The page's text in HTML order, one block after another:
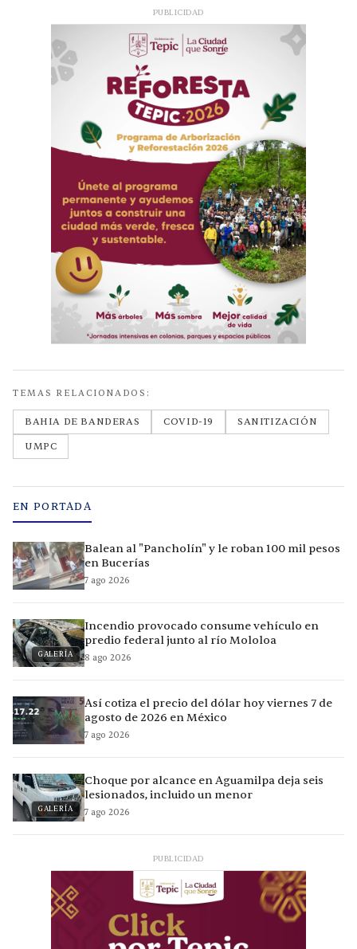
PUBLICIDAD
TEMAS RELACIONADOS:
BAHIA DE BANDERAS COVID-19
SANITIZACIÓN
UMPC
EN PORTADA
Balean al "Pancholín" y le roban 100 mil pesos
en Bucerías
7 ago 2026
GALERÍA
Incendio provocado consume vehículo en
predio federal junto al río Mololoa
8 ago 2026
Así cotiza el precio del dólar hoy viernes 7 de
agosto de 2026 en México
7 ago 2026
GALERÍA
Choque por alcance en Aguamilpa deja seis
lesionados, incluido un menor
7 ago 2026
PUBLICIDAD